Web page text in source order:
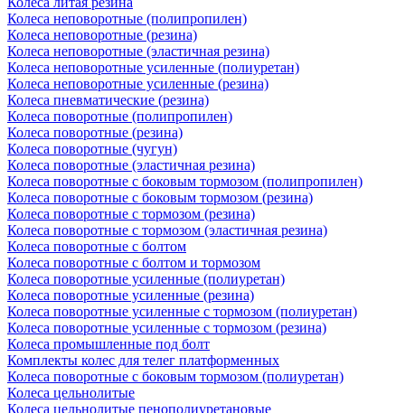
Колеса неповоротные (полипропилен)
Колеса неповоротные (резина)
Колеса неповоротные (эластичная резина)
Колеса неповоротные усиленные (полиуретан)
Колеса неповоротные усиленные (резина)
Колеса пневматические (резина)
Колеса поворотные (полипропилен)
Колеса поворотные (резина)
Колеса поворотные (чугун)
Колеса поворотные (эластичная резина)
Колеса поворотные c боковым тормозом (полипропилен)
Колеса поворотные c боковым тормозом (резина)
Колеса поворотные c тормозом (резина)
Колеса поворотные c тормозом (эластичная резина)
Колеса поворотные с болтом
Колеса поворотные с болтом и тормозом
Колеса поворотные усиленные (полиуретан)
Колеса поворотные усиленные (резина)
Колеса поворотные усиленные с тормозом (полиуретан)
Колеса поворотные усиленные с тормозом (резина)
Колеса промышленные под болт
Комплекты колес для телег платформенных
Колеса поворотные c боковым тормозом (полиуретан)
Колеса цельнолитые
Колеса цельнолитые пенополиуретановые